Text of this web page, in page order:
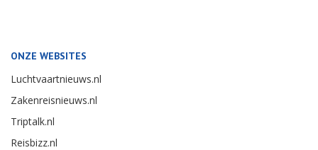
ONZE WEBSITES
Luchtvaartnieuws.nl
Zakenreisnieuws.nl
Triptalk.nl
Reisbizz.nl